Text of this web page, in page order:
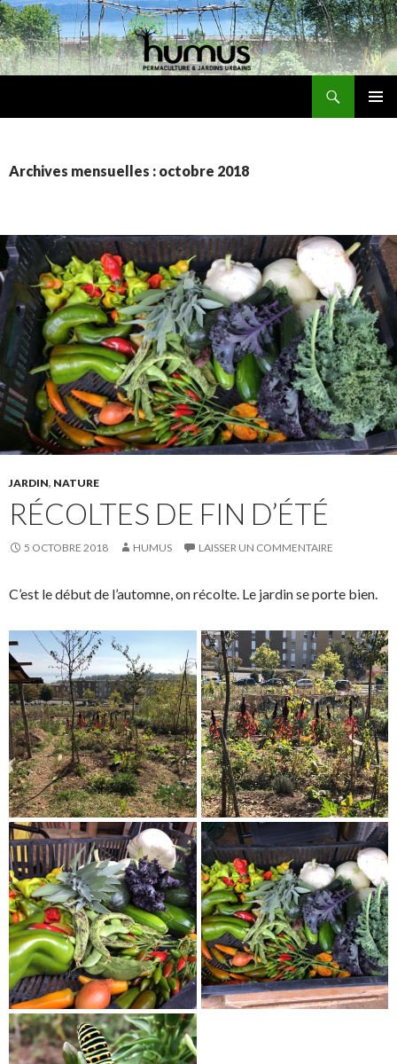
Archives mensuelles : octobre 2018
JARDIN, NATURE
RÉCOLTES DE FIN D’ÉTÉ
5 OCTOBRE 2018 HUMUS LAISSER UN COMMENTAIRE
C’est le début de l’automne, on récolte. Le jardin se porte bien.